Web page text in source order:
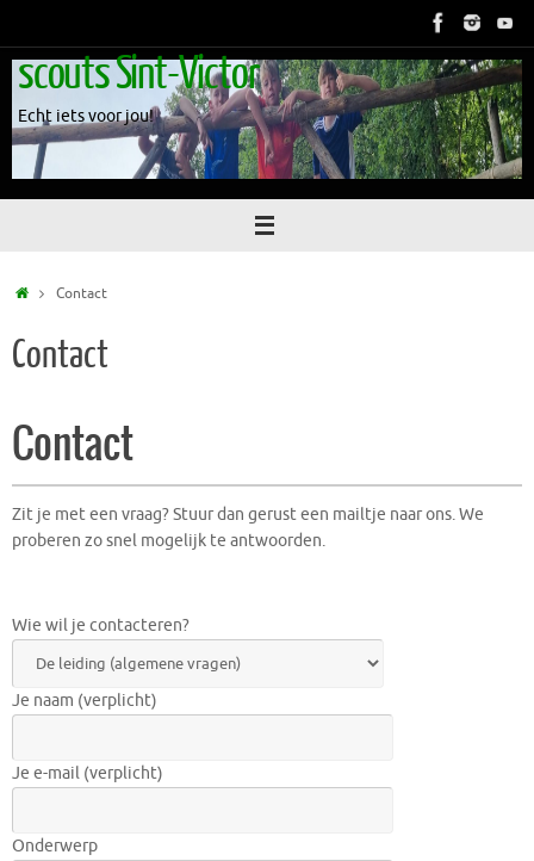
content
scouts Sint-Victor
Echt iets voor jou!
HomeContact
Contact
Contact
Zit je met een vraag? Stuur dan gerust een mailtje naar ons. We
proberen zo snel mogelijk te antwoorden.
Wie wil je contacteren?
Je naam (verplicht)
Je e-mail (verplicht)
Onderwerp